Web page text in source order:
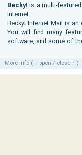
Becky! is a multi-
Internet.
Becky! Internet Mail is
You will find many
software, and some of
More info ( ↓ open / close ↑ )